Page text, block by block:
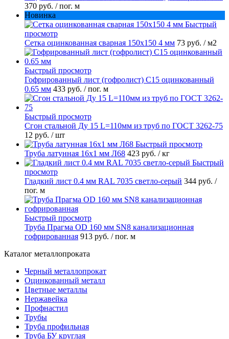
370 руб. / пог. м
Новинка
Быстрый
просмотр
Сетка оцинкованная сварная 150х150 4 мм 73 руб. / м2
Быстрый просмотр
Гофрированный лист (гофролист) С15 оцинкованный
0.65 мм 433 руб. / пог. м
Быстрый просмотр
Сгон стальной Ду 15 L=110мм из труб по ГОСТ 3262-75
12 руб. / шт
Быстрый просмотр
Труба латунная 16х1 мм Л68 423 руб. / кг
Быстрый
просмотр
Гладкий лист 0.4 мм RAL 7035 светло-серый 344 руб. /
пог. м
Быстрый просмотр
Труба Прагма OD 160 мм SN8 канализационная
гофрированная 913 руб. / пог. м
Каталог металлопроката
Черный металлопрокат
Оцинкованный металл
Цветные металлы
Нержавейка
Профнастил
Трубы
Труба профильная
Труба БУ круглая